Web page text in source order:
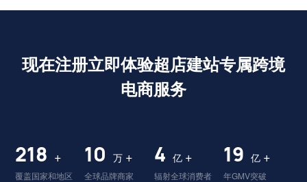
现在注册立即体验超店建站专属跨境
电商服务
224 +
覆盖国家和地区
10 万 +
全球品牌商家
4 亿 +
辐射全球消费者
19 亿 +
年GMV突破